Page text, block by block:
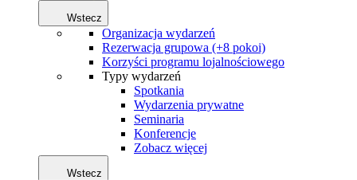
Wstecz
Organizacja wydarzeń
Rezerwacja grupowa (+8 pokoi)
Korzyści programu lojalnościowego
Typy wydarzeń
Spotkania
Wydarzenia prywatne
Seminaria
Konferencje
Zobacz więcej
Wstecz